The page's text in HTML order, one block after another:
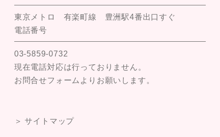
東京メトロ 有楽町線 豊洲駅4番出口すぐ
電話番号
03-5859-0732
現在電話対応は行っておりません。
お問合せフォームよりお願いします。
＞ サイトマップ